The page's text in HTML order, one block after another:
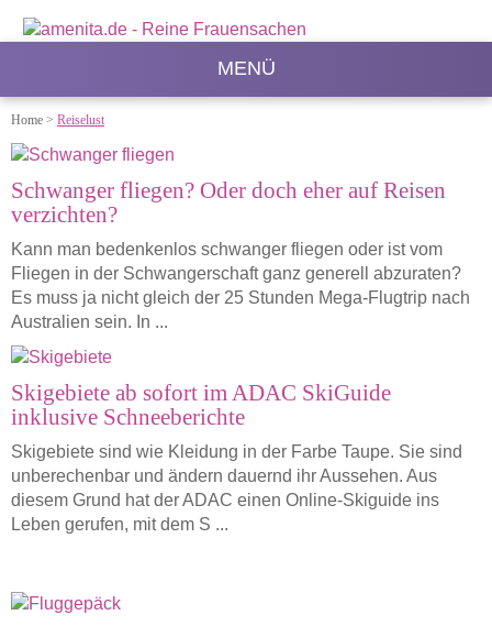
MENÜ
Home > Reiselust
Schwanger fliegen? Oder doch eher auf Reisen
verzichten?
Kann man bedenkenlos schwanger fliegen oder ist vom
Fliegen in der Schwangerschaft ganz generell abzuraten?
Es muss ja nicht gleich der 25 Stunden Mega-Flugtrip nach
Australien sein. In ...
Skigebiete ab sofort im ADAC SkiGuide
inklusive Schneeberichte
Skigebiete sind wie Kleidung in der Farbe Taupe. Sie sind
unberechenbar und ändern dauernd ihr Aussehen. Aus
diesem Grund hat der ADAC einen Online-Skiguide ins
Leben gerufen, mit dem S ...